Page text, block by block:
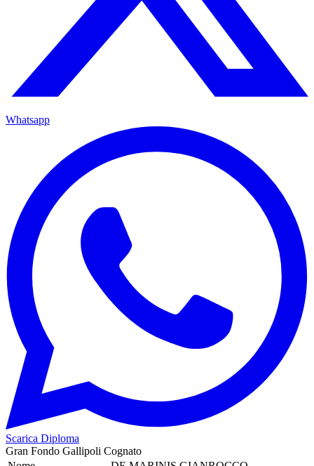
Whatsapp
Scarica Diploma
Gran Fondo Gallipoli Cognato